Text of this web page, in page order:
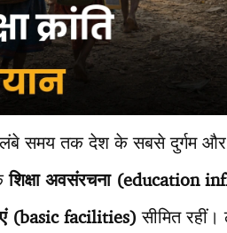
समय तक देश के सबसे दुर्गम और
शिक्षा अवसंरचना (education
(basic facilities) सीमित